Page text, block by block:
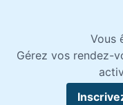
Vous
Gérez vos rendez-